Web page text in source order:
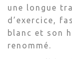
une longue
d’exercice,
blanc et son
renommé.